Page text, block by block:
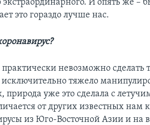
экстраординарного. И опять же –
это гораздо лучше нас.
невозможно сделать
тяжело
природа уже это сделала с
от других известных нам
из Юго-Восточной Азии и на